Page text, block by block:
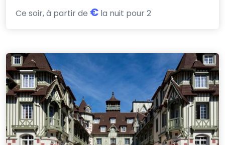
Ce soir, à partir de € la nuit pour 2